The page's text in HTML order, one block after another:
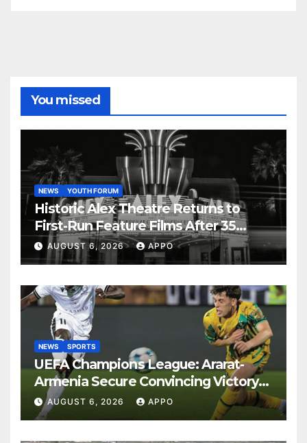
You missed
NEWS YOUTH FORUM
Historic Alex Theatre Returns to
First-Run Feature Films After 35
Years
AUGUST 6, 2026 APPO
NEWS SPORTS
UEFA Champions League: Ararat-
Armenia Secure Convincing Victory
Over Shamrock Rovers 2-0
AUGUST 6, 2026 APPO